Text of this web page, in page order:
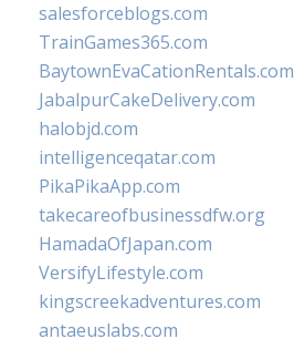
salesforceblogs.com
TrainGames365.com
BaytownEvaCationRentals.com
JabalpurCakeDelivery.com
halobjd.com
intelligenceqatar.com
PikaPikaApp.com
takecareofbusinessdfw.org
HamadaOfJapan.com
VersifyLifestyle.com
kingscreekadventures.com
antaeuslabs.com